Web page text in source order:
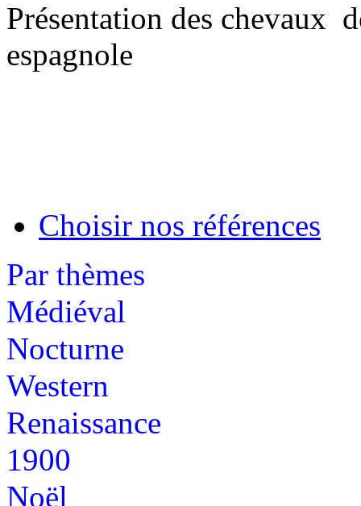
Présentation des chevaux
espagnole
Choisir nos références
Par thèmes
Médiéval
Nocturne
Western
Renaissance
1900
Noël